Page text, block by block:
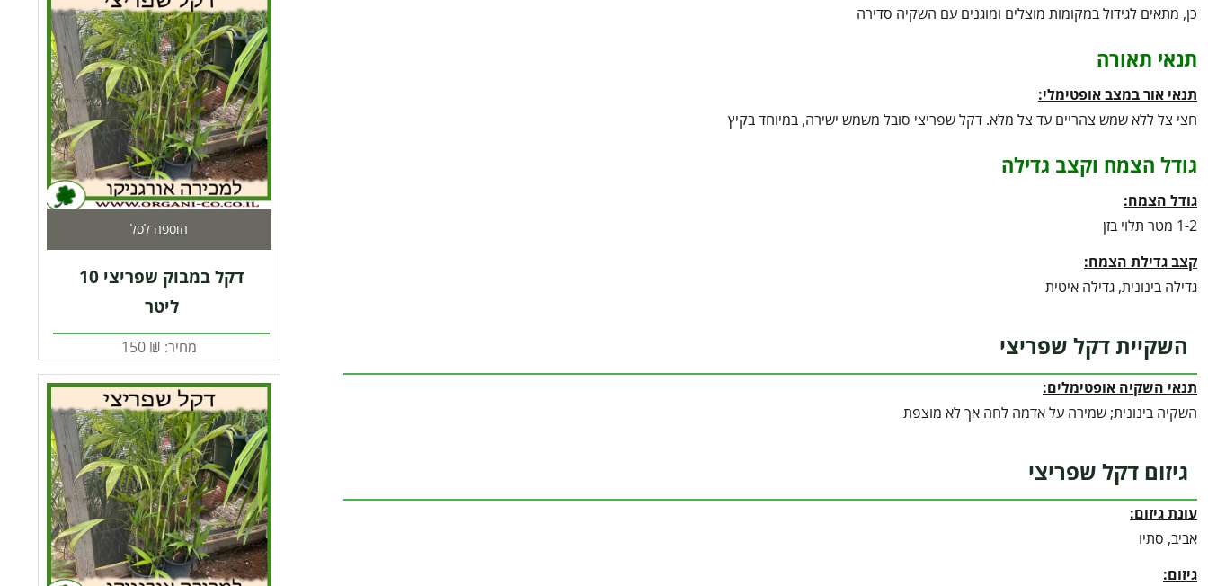
כן, מתאים לגידול במקומות מוצלים ומוגנים עם השקיה סדירה
תנאי תאורה
תנאי אור במצב אופטימלי:
חצי צל ללא שמש צהריים עד צל מלא. דקל שפריצי סובל משמש ישירה, במיוחד בקיץ
גודל הצמח וקצב גדילה
גודל הצמח:
1-2 מטר תלוי בזן
קצב גדילת הצמח:
גדילה בינונית, גדילה איטית
השקיית דקל שפריצי
תנאי השקיה אופטימלים:
השקיה בינונית; שמירה על אדמה לחה אך לא מוצפת
גיזום דקל שפריצי
עונת גיזום:
אביב, סתיו
גיזום:
הוספה לסל
דקל במבוק שפריצי 10
ליטר
מחיר: ₪